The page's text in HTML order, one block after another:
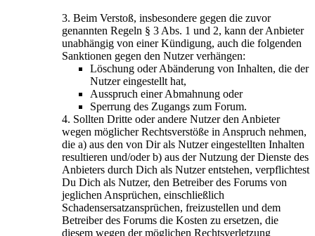
3. Beim Verstoß, insbesondere gegen die zuvor
genannten Regeln § 3 Abs. 1 und 2, kann der Anbieter
unabhängig von einer Kündigung, auch die folgenden
Sanktionen gegen den Nutzer verhängen:
Löschung oder Abänderung von Inhalten, die der
Nutzer eingestellt hat,
Ausspruch einer Abmahnung oder
Sperrung des Zugangs zum Forum.
4. Sollten Dritte oder andere Nutzer den Anbieter
wegen möglicher Rechtsverstöße in Anspruch nehmen,
die a) aus den von Dir als Nutzer eingestellten Inhalten
resultieren und/oder b) aus der Nutzung der Dienste des
Anbieters durch Dich als Nutzer entstehen, verpflichtest
Du Dich als Nutzer, den Betreiber des Forums von
jeglichen Ansprüchen, einschließlich
Schadensersatzansprüchen, freizustellen und dem
Betreiber des Forums die Kosten zu ersetzen, die
diesem wegen der möglichen Rechtsverletzung